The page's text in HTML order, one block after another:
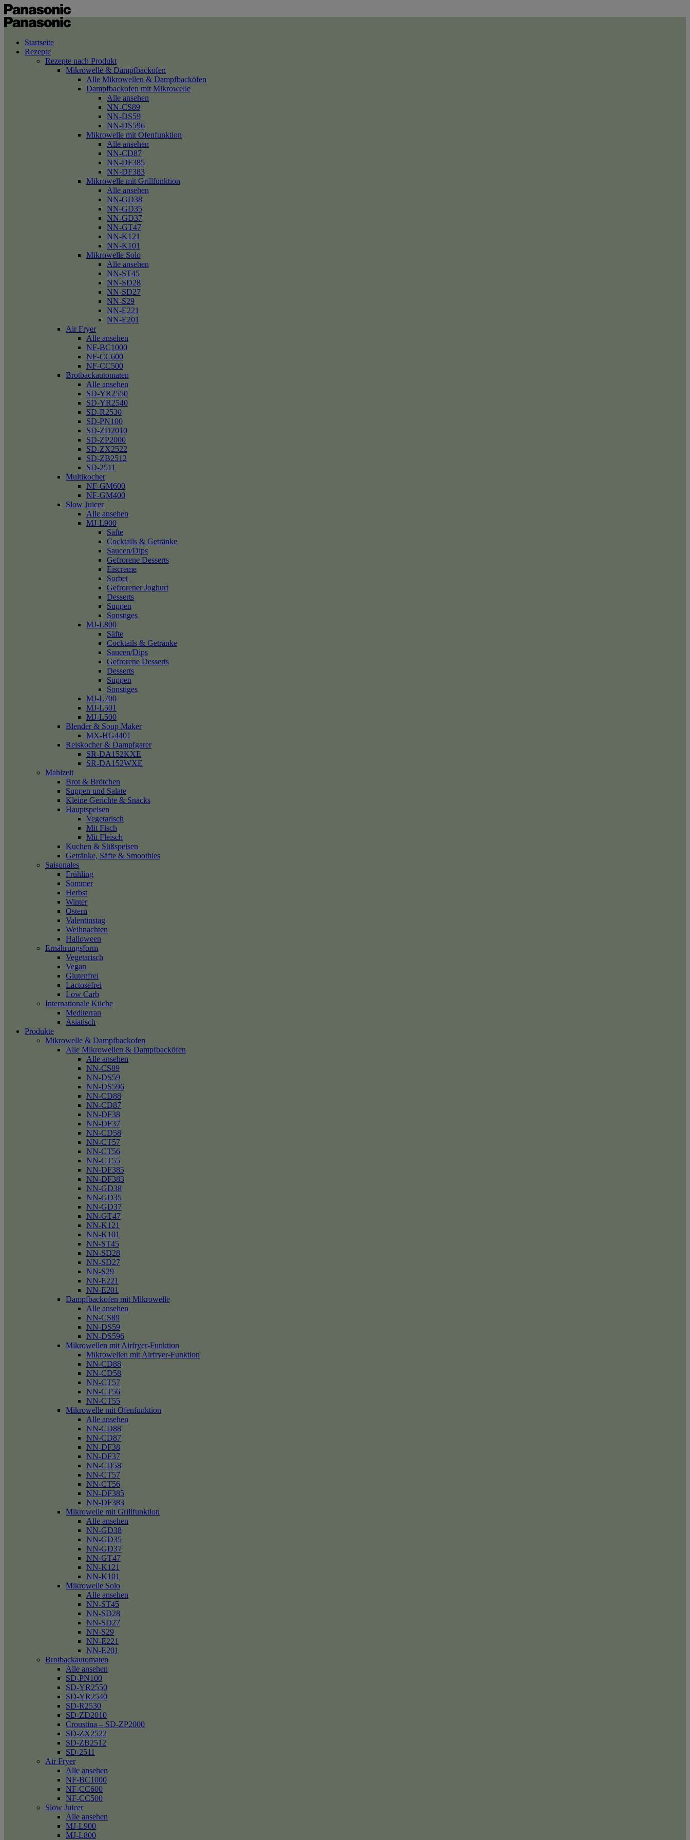
Startseite
Rezepte
Rezepte nach Produkt
Mikrowelle & Dampfbackofen
Alle Mikrowellen & Dampfbacköfen
Dampfbackofen mit Mikrowelle
Alle ansehen
NN-CS89
NN-DS59
NN-DS596
Mikrowelle mit Ofenfunktion
Alle ansehen
NN-CD87
NN-DF385
NN-DF383
Mikrowelle mit Grillfunktion
Alle ansehen
NN-GD38
NN-GD35
NN-GD37
NN-GT47
NN-K121
NN-K101
Mikrowelle Solo
Alle ansehen
NN-ST45
NN-SD28
NN-SD27
NN-S29
NN-E221
NN-E201
Air Fryer
Alle ansehen
NF-BC1000
NF-CC600
NF-CC500
Brotbackautomaten
Alle ansehen
SD-YR2550
SD-YR2540
SD-R2530
SD-PN100
SD-ZD2010
SD-ZP2000
SD-ZX2522
SD-ZB2512
SD-2511
Multikocher
NF-GM600
NF-GM400
Slow Juicer
Alle ansehen
MJ-L900
Säfte
Cocktails & Getränke
Saucen/Dips
Gefrorene Desserts
Eiscreme
Sorbet
Gefrorener Joghurt
Desserts
Suppen
Sonstiges
MJ-L800
Säfte
Cocktails & Getränke
Saucen/Dips
Gefrorene Desserts
Desserts
Suppen
Sonstiges
MJ-L700
MJ-L501
MJ-L500
Blender & Soup Maker
MX-HG4401
Reiskocher & Dampfgarer
SR-DA152KXE
SR-DA152WXE
Mahlzeit
Brot & Brötchen
Suppen und Salate
Kleine Gerichte & Snacks
Hauptspeisen
Vegetarisch
Mit Fisch
Mit Fleisch
Kuchen & Süßspeisen
Getränke, Säfte & Smoothies
Saisonales
Frühling
Sommer
Herbst
Winter
Ostern
Valentinstag
Weihnachten
Halloween
Ernährungsform
Vegetarisch
Vegan
Glutenfrei
Lactosefrei
Low Carb
Internationale Küche
Mediterran
Asiatisch
Produkte
Mikrowelle & Dampfbackofen
Alle Mikrowellen & Dampfbacköfen
Alle ansehen
NN-CS89
NN-DS59
NN-DS596
NN-CD88
NN-CD87
NN-DF38
NN-DF37
NN-CD58
NN-CT57
NN-CT56
NN-CT55
NN-DF385
NN-DF383
NN-GD38
NN-GD35
NN-GD37
NN-GT47
NN-K121
NN-K101
NN-ST45
NN-SD28
NN-SD27
NN-S29
NN-E221
NN-E201
Dampfbackofen mit Mikrowelle
Alle ansehen
NN-CS89
NN-DS59
NN-DS596
Mikrowellen mit Airfryer-Funktion
Mikrowellen mit Airfryer-Funktion
NN-CD88
NN-CD58
NN-CT57
NN-CT56
NN-CT55
Mikrowelle mit Ofenfunktion
Alle ansehen
NN-CD88
NN-CD87
NN-DF38
NN-DF37
NN-CD58
NN-CT57
NN-CT56
NN-DF385
NN-DF383
Mikrowelle mit Grillfunktion
Alle ansehen
NN-GD38
NN-GD35
NN-GD37
NN-GT47
NN-K121
NN-K101
Mikrowelle Solo
Alle ansehen
NN-ST45
NN-SD28
NN-SD27
NN-S29
NN-E221
NN-E201
Brotbackautomaten
Alle ansehen
SD-PN100
SD-YR2550
SD-YR2540
SD-R2530
SD-ZD2010
Croustina – SD-ZP2000
SD-ZX2522
SD-ZB2512
SD-2511
Air Fryer
Alle ansehen
NF-BC1000
NF-CC600
NF-CC500
Slow Juicer
Alle ansehen
MJ-L900
MJ-L800